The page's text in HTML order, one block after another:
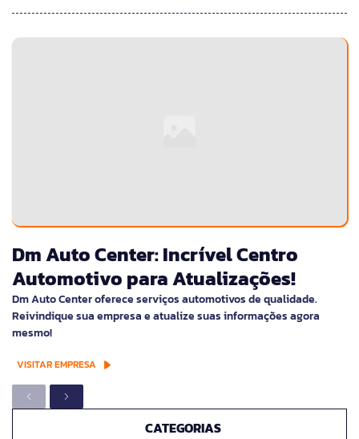
Dm Auto Center: Incrível Centro
Automotivo para Atualizações!
Dm Auto Center oferece serviços automotivos de qualidade.
Reivindique sua empresa e atualize suas informações agora
mesmo!
VISITAR EMPRESA
CATEGORIAS